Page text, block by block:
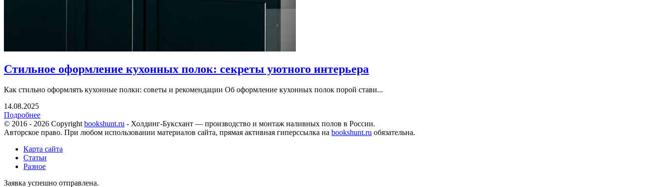
Стильное оформление кухонных полок: секреты уютного интерьера
Как стильно оформлять кухонные полки: советы и рекомендации Об оформление кухонных полок порой стави...
14.08.2025
Подробнее
© 2016 - 2026 Copyright bookshunt.ru - Холдинг-Буксхант — производство и монтаж наливных полов в России.
Авторское право. При любом использовании материалов сайта, прямая активная гиперссылка на bookshunt.ru обязательна.
Карта сайта
Статьи
Разное
Заявка успешно отправлена.